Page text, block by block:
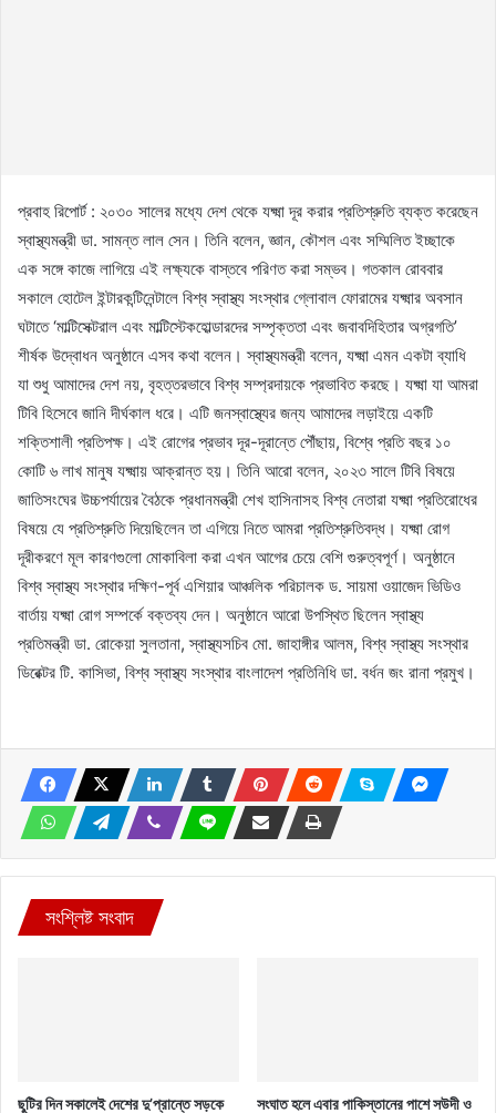
প্রবাহ রিপোর্ট : ২০৩০ সালের মধ্যে দেশ থেকে যক্ষ্মা দূর করার প্রতিশ্রুতি ব্যক্ত করেছেন
স্বাস্থ্যমন্ত্রী ডা. সামন্ত লাল সেন। তিনি বলেন, জ্ঞান, কৌশল এবং সম্মিলিত ইচ্ছাকে
এক সঙ্গে কাজে লাগিয়ে এই লক্ষ্যকে বাস্তবে পরিণত করা সম্ভব। গতকাল রোববার
সকালে হোটেল ইন্টারকন্টিনেন্টালে বিশ্ব স্বাস্থ্য সংস্থার গ্লোবাল ফোরামের যক্ষ্মার অবসান
ঘটাতে ‘মাল্টিসেক্টরাল এবং মাল্টিস্টেকহোল্ডারদের সম্পৃক্ততা এবং জবাবদিহিতার অগ্রগতি’
শীর্ষক উদ্বোধন অনুষ্ঠানে এসব কথা বলেন। স্বাস্থ্যমন্ত্রী বলেন, যক্ষ্মা এমন একটা ব্যাধি
যা শুধু আমাদের দেশ নয়, বৃহত্তরভাবে বিশ্ব সম্প্রদায়কে প্রভাবিত করছে। যক্ষ্মা যা আমরা
টিবি হিসেবে জানি দীর্ঘকাল ধরে। এটি জনস্বাস্থ্যের জন্য আমাদের লড়াইয়ে একটি
শক্তিশালী প্রতিপক্ষ। এই রোগের প্রভাব দূর-দূরান্তে পৌঁছায়, বিশ্বে প্রতি বছর ১০
কোটি ৬ লাখ মানুষ যক্ষ্মায় আক্রান্ত হয়। তিনি আরো বলেন, ২০২৩ সালে টিবি বিষয়ে
জাতিসংঘের উচ্চপর্যায়ের বৈঠকে প্রধানমন্ত্রী শেখ হাসিনাসহ বিশ্ব নেতারা যক্ষ্মা প্রতিরোধের
বিষয়ে যে প্রতিশ্রুতি দিয়েছিলেন তা এগিয়ে নিতে আমরা প্রতিশ্রুতিবদ্ধ। যক্ষ্মা রোগ
দূরীকরণে মূল কারণগুলো মোকাবিলা করা এখন আগের চেয়ে বেশি গুরুত্বপূর্ণ। অনুষ্ঠানে
বিশ্ব স্বাস্থ্য সংস্থার দক্ষিণ-পূর্ব এশিয়ার আঞ্চলিক পরিচালক ড. সায়মা ওয়াজেদ ভিডিও
বার্তায় যক্ষ্মা রোগ সম্পর্কে বক্তব্য দেন। অনুষ্ঠানে আরো উপস্থিত ছিলেন স্বাস্থ্য
প্রতিমন্ত্রী ডা. রোকেয়া সুলতানা, স্বাস্থ্যসচিব মো. জাহাঙ্গীর আলম, বিশ্ব স্বাস্থ্য সংস্থার
ডিরেক্টর টি. কাসিভা, বিশ্ব স্বাস্থ্য সংস্থার বাংলাদেশ প্রতিনিধি ডা. বর্ধন জং রানা প্রমুখ।
সংশ্লিষ্ট সংবাদ
ছুটির দিন সকালেই দেশের দু’প্রান্তে সড়কে
সংঘাত হলে এবার পাকিস্তানের পাশে সউদী ও